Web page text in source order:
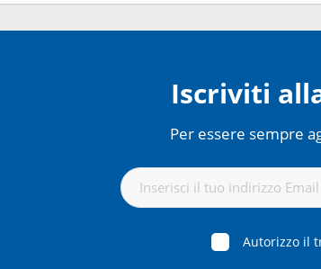
Iscriviti
Per essere sempre
Autorizzo il